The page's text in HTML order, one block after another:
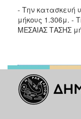
ΕΠΙΣΚΕΠΤΗΣ
ΗΡΑΚΛΕΙΟ
- Την κατασκευή
μήκους 1.306μ. -
ΜΕΣΑΙΑΣ ΤΑΣΗΣ